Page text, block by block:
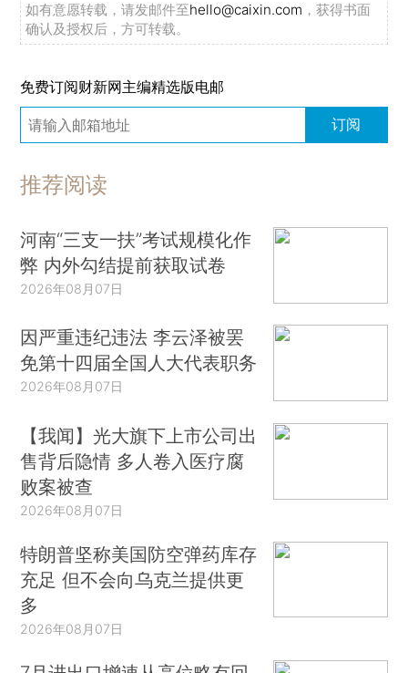
如有意愿转载，请发邮件至hello@caixin.com ，获得书面
确认及授权后，方可转载。
免费订阅财新网主编精选版电邮
订阅
推荐阅读
河南“三支一扶”考试规模化作
弊 内外勾结提前获取试卷
2026年08月07日
因严重违纪违法 李云泽被罢
免第十四届全国人大代表职务
2026年08月07日
【我闻】光大旗下上市公司出
售背后隐情 多人卷入医疗腐
败案被查
2026年08月07日
特朗普坚称美国防空弹药库存
充足 但不会向乌克兰提供更
多
2026年08月07日